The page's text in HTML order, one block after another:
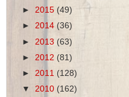
► 2015 (49)
► 2014 (36)
► 2013 (63)
► 2012 (81)
► 2011 (128)
▼ 2010 (162)